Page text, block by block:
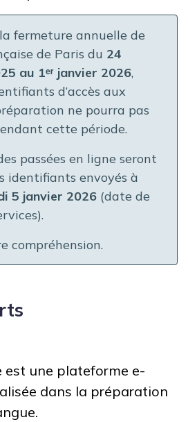
fermeture annuelle de
de Paris du 24
au 1ᵉʳ janvier 2026,
d’accès aux
ne pourra pas
cette période.
passées en ligne seront
identifiants envoyés à
5 janvier 2026 (date de
compréhension.
est une plateforme e-
dans la préparation